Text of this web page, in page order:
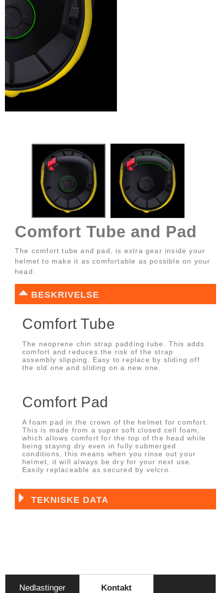
Comfort Tube and Pad
The comfort tube and pad, is extra gear inside your
helmet to make it as comfortable as possible on your
head.
BESKRIVELSE
Comfort Tube
The neoprene chin strap padding tube. This adds
comfort and reduces the risk of the strap
assembly slipping. Easy to replace by sliding off
the old one and sliding on a new one.
Comfort Pad
A foam pad in the crown of the helmet for comfort.
This is made from a super soft closed cell foam,
which allows comfort for the top of the head while
being staying dry even in fully submerged
conditions, this means when you rinse out your
helmet, it will always be dry for your next use.
Easily replaceable as secured by velcro.
TEKNISKE DATA
Nedlastinger Kontakt